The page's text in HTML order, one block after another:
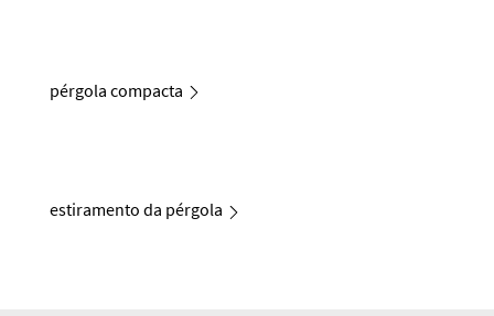
pérgola compacta
estiramento da pérgola